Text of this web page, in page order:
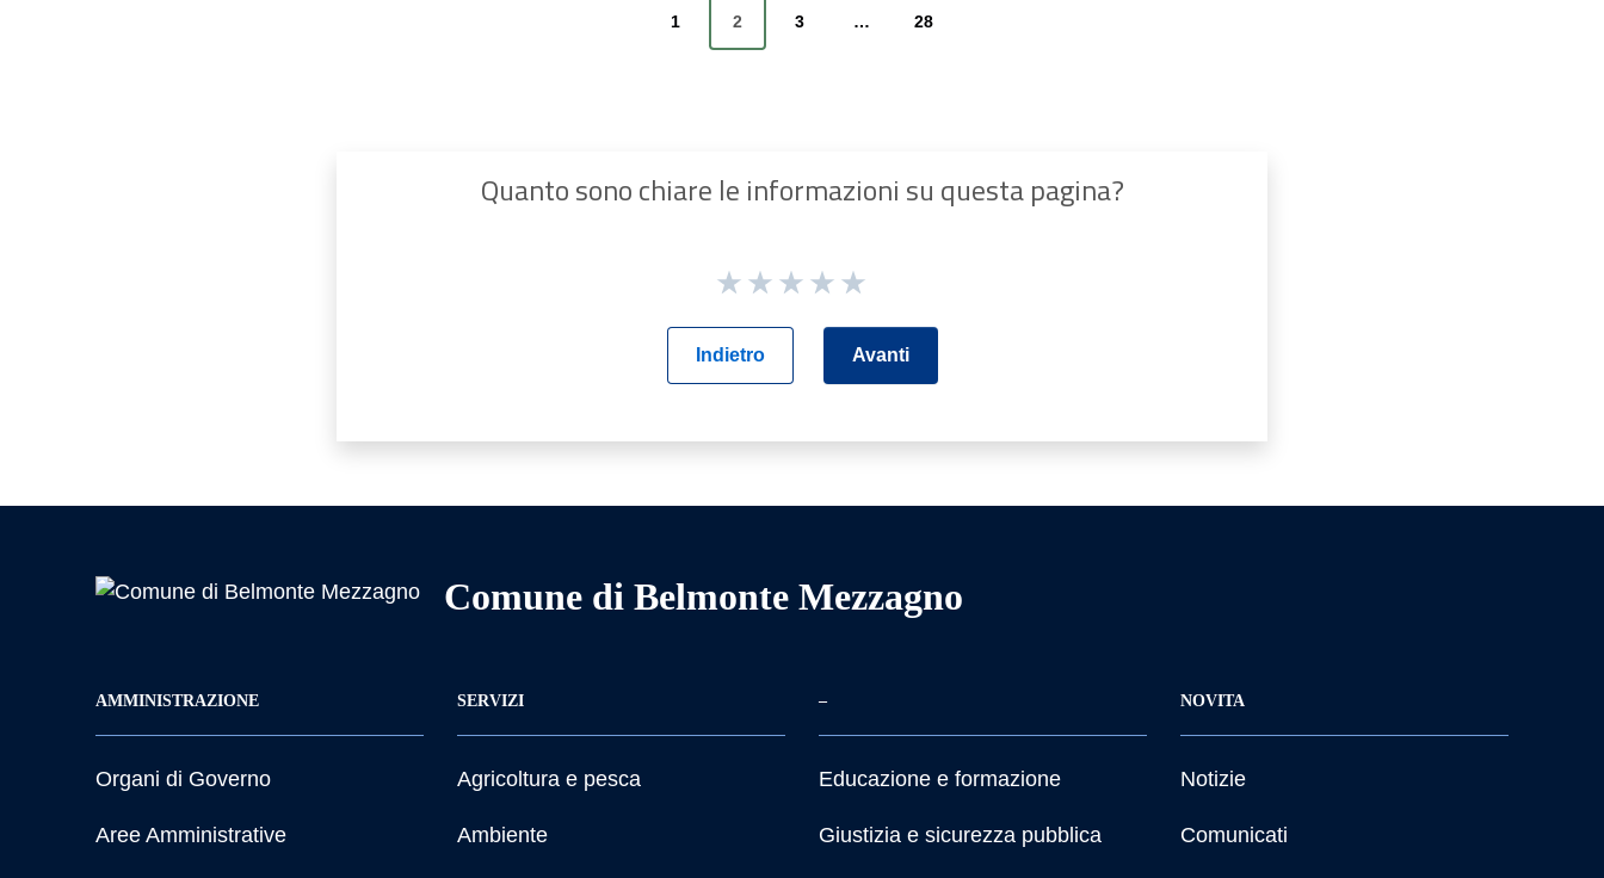
1 2 3 … 28Pagina successiva
Quanto sono chiare le informazioni su questa pagina?
Indietro Avanti
Comune di Belmonte Mezzagno
AMMINISTRAZIONE
Organi di Governo
Aree Amministrative
SERVIZI
Agricoltura e pesca
Ambiente
–
Educazione e formazione
Giustizia e sicurezza pubblica
NOVITA
Notizie
Comunicati